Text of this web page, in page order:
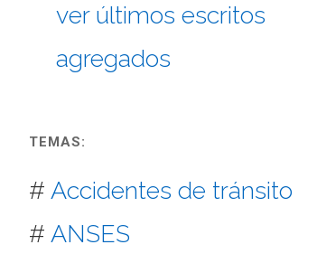
ver últimos escritos
agregados
TEMAS:
# Accidentes de tránsito
# ANSES